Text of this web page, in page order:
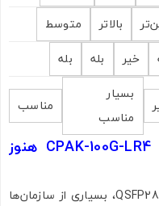
بالاتر
متوسط
خیر بله
بله
بسیار
مناسب
مناسب
چرا ماژول فیبر نوری سیسکو CPAK-100G-LR4 هنوز
با وجود معرفی نسل‌های جدیدتر مانند QSFP28، بسیاری از سازمان‌ها